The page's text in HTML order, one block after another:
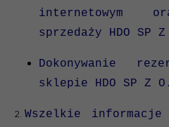
internetowym
sprzedaży HDO SP
Dokonywanie
sklepie HDO SP Z
Wszelkie informacje